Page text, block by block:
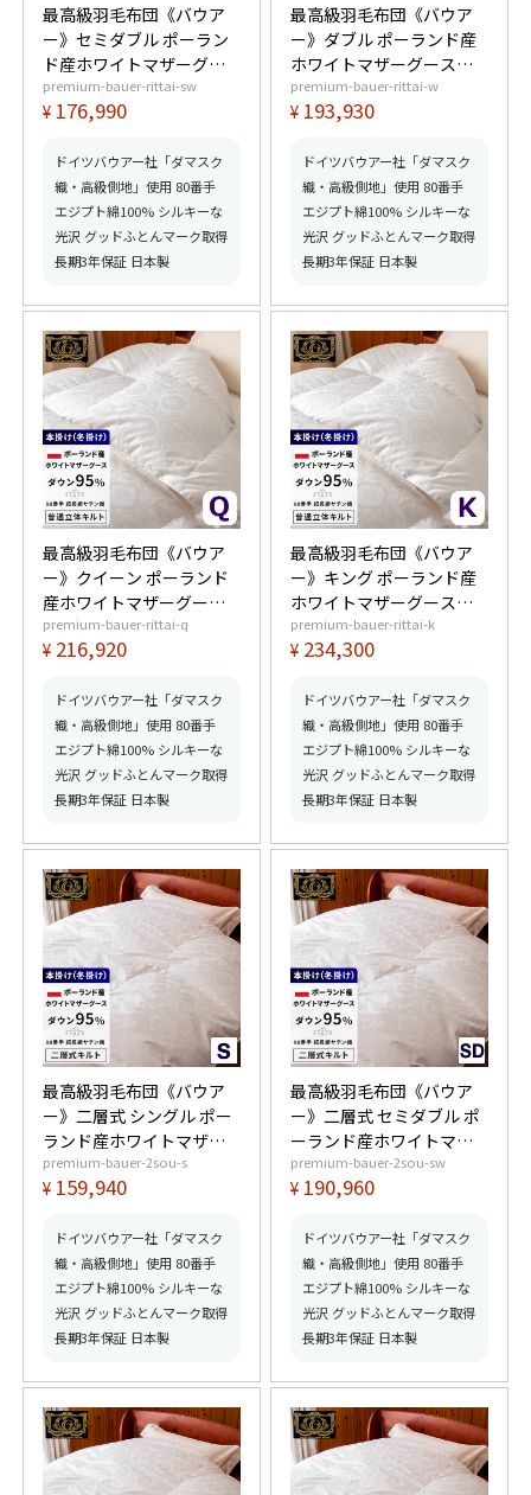
最高級羽毛布団《バウア
ー》セミダブル ポーラン
ド産ホワイトマザーグー
スダウン95% (440dp以
上) 羽毛量1.5kg 【6つ星
得】【グッドふとんマー
ク取得】
premium-bauer-rittai-sw
¥ 176,990
ドイツバウアー社「ダマスク
織・高級側地」使用 80番手
エジプト綿100% シルキーな
光沢 グッドふとんマーク取得
長期3年保証 日本製
最高級羽毛布団《バウア
ー》ダブル ポーランド産
ホワイトマザーグースダ
ウン95% (440dp以上) 羽
毛量1.7kg 【6つ星プレミ
ッドふとんマーク取得】
premium-bauer-rittai-w
¥ 193,930
ドイツバウアー社「ダマスク
織・高級側地」使用 80番手
エジプト綿100% シルキーな
光沢 グッドふとんマーク取得
長期3年保証 日本製
最高級羽毛布団《バウア
ー》クイーン ポーランド
産ホワイトマザーグース
ダウン95% (440dp以上)
羽毛量1.9kg 【6つ星プレ
【グッドふとんマーク取
得】
premium-bauer-rittai-q
¥ 216,920
ドイツバウアー社「ダマスク
織・高級側地」使用 80番手
エジプト綿100% シルキーな
光沢 グッドふとんマーク取得
長期3年保証 日本製
最高級羽毛布団《バウア
ー》キング ポーランド産
ホワイトマザーグースダ
ウン95% (440dp以上) 羽
毛量2.0kg 【6つ星プレミ
ッドふとんマーク取得】
premium-bauer-rittai-k
¥ 234,300
ドイツバウアー社「ダマスク
織・高級側地」使用 80番手
エジプト綿100% シルキーな
光沢 グッドふとんマーク取得
長期3年保証 日本製
最高級羽毛布団《バウア
ー》二層式 シングル ポー
ランド産ホワイトマザー
グースダウン95% (440dp
以上) 羽毛量1.4kg 【6つ
得】【グッドふとんマー
ク取得】
premium-bauer-2sou-s
¥ 159,940
ドイツバウアー社「ダマスク
織・高級側地」使用 80番手
エジプト綿100% シルキーな
光沢 グッドふとんマーク取得
長期3年保証 日本製
最高級羽毛布団《バウア
ー》二層式 セミダブル ポ
ーランド産ホワイトマザ
ーグースダウン95%
(440dp以上) 羽毛量1.6kg
ド取得】【グッドふとん
マーク取得】
premium-bauer-2sou-sw
¥ 190,960
ドイツバウアー社「ダマスク
織・高級側地」使用 80番手
エジプト綿100% シルキーな
光沢 グッドふとんマーク取得
長期3年保証 日本製